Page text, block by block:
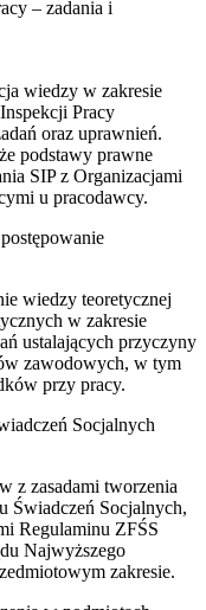
– zadania i
wiedzy w zakresie
Pracy
oraz uprawnień.
podstawy prawne
SIP z Organizacjami
u pracodawcy.
wiedzy teoretycznej
w zakresie
ustalających przyczyny
zawodowych, w tym
przy pracy.
Socjalnych
z zasadami tworzenia
Świadczeń Socjalnych,
Regulaminu ZFŚS
Najwyższego
zakresie.